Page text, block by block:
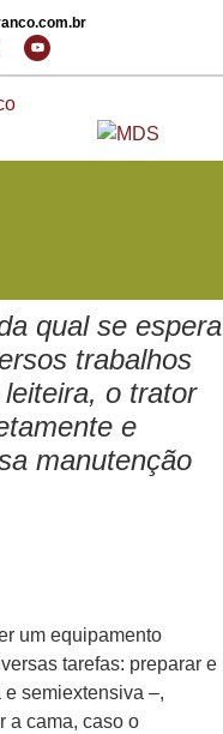
qual se espera
trabalhos
o trator
e
manutenção
um equipamento
tarefas: preparar e
semiextensiva –,
a cama, caso o